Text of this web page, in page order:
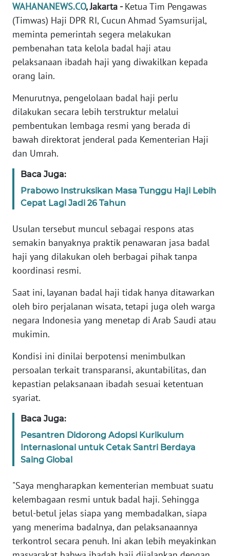
WAHANANEWS.CO, Jakarta -Ketua Tim Pengawas
(Timwas) Haji DPR RI, Cucun Ahmad Syamsurijal,
meminta pemerintah segera melakukan
pembenahan tata kelola badal haji atau
pelaksanaan ibadah haji yang diwakilkan kepada
orang lain.
Menurutnya, pengelolaan badal haji perlu
dilakukan secara lebih terstruktur melalui
pembentukan lembaga resmi yang berada di
bawah direktorat jenderal pada Kementerian Haji
dan Umrah.
Baca Juga:
Prabowo Instruksikan Masa Tunggu Haji Lebih
Cepat Lagi Jadi 26 Tahun
Usulan tersebut muncul sebagai respons atas
semakin banyaknya praktik penawaran jasa badal
haji yang dilakukan oleh berbagai pihak tanpa
koordinasi resmi.
Saat ini, layanan badal haji tidak hanya ditawarkan
oleh biro perjalanan wisata, tetapi juga oleh warga
negara Indonesia yang menetap di Arab Saudi atau
mukimin.
Kondisi ini dinilai berpotensi menimbulkan
persoalan terkait transparansi, akuntabilitas, dan
kepastian pelaksanaan ibadah sesuai ketentuan
syariat.
Baca Juga:
Pesantren Didorong Adopsi Kurikulum
Internasional untuk Cetak Santri Berdaya
Saing Global
"Saya mengharapkan kementerian membuat suatu
kelembagaan resmi untuk badal haji. Sehingga
betul-betul jelas siapa yang membadalkan, siapa
yang menerima badalnya, dan pelaksanaannya
terkontrol secara penuh. Ini akan lebih meyakinkan
Informasi
INDEKS
BERITA
KONTAK
INFO
IKLAN
TENTANG
PEDOMAN
MEDIA
REDAKSI
KARIR
DISCLAIMER
Wahana
Regional
SUMUT
WN
JAKARTA
WN
JABAR
BANTEN
WN
NTT